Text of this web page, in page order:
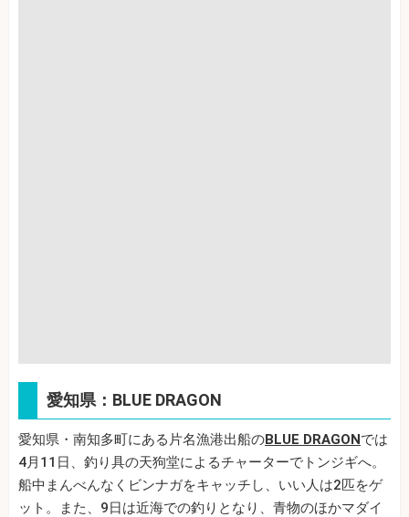
愛知県：BLUE DRAGON
愛知県・南知多町にある片名漁港出船のBLUE DRAGONでは
4月11日、釣り具の天狗堂によるチャーターでトンジギへ。
船中まんべんなくビンナガをキャッチし、いい人は2匹をゲ
ット。また、9日は近海での釣りとなり、青物のほかマダイ